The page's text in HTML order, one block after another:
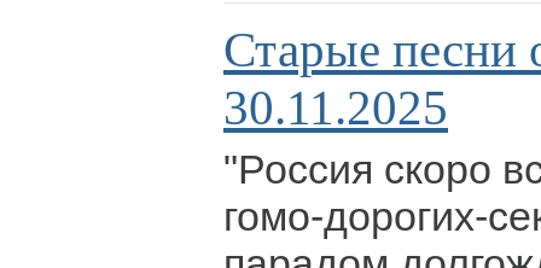
Старые песни
30.11.2025
"Россия скоро
гомо-дорогих-